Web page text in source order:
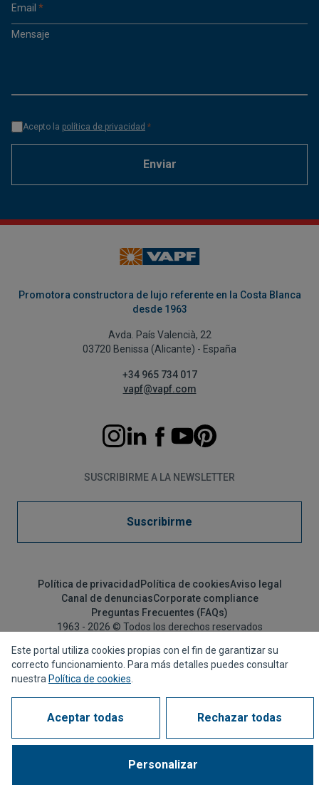
Email *
Mensaje
Acepto la política de privacidad *
Enviar
Promotora constructora de lujo referente en la Costa Blanca
desde 1963
Avda. País Valencià, 22
03720 Benissa (Alicante) - España
+34 965 734 017
vapf@vapf.com
SUSCRIBIRME A LA NEWSLETTER
Suscribirme
Política de privacidad Política de cookiesAviso legal
Canal de denunciasCorporate compliance
Preguntas Frecuentes (FAQs)
1963 - 2026 © Todos los derechos reservados
Este portal utiliza cookies propias con el fin de garantizar su
correcto funcionamiento. Para más detalles puedes consultar
nuestra Política de cookies
Aceptar todas Rechazar todas
Personalizar